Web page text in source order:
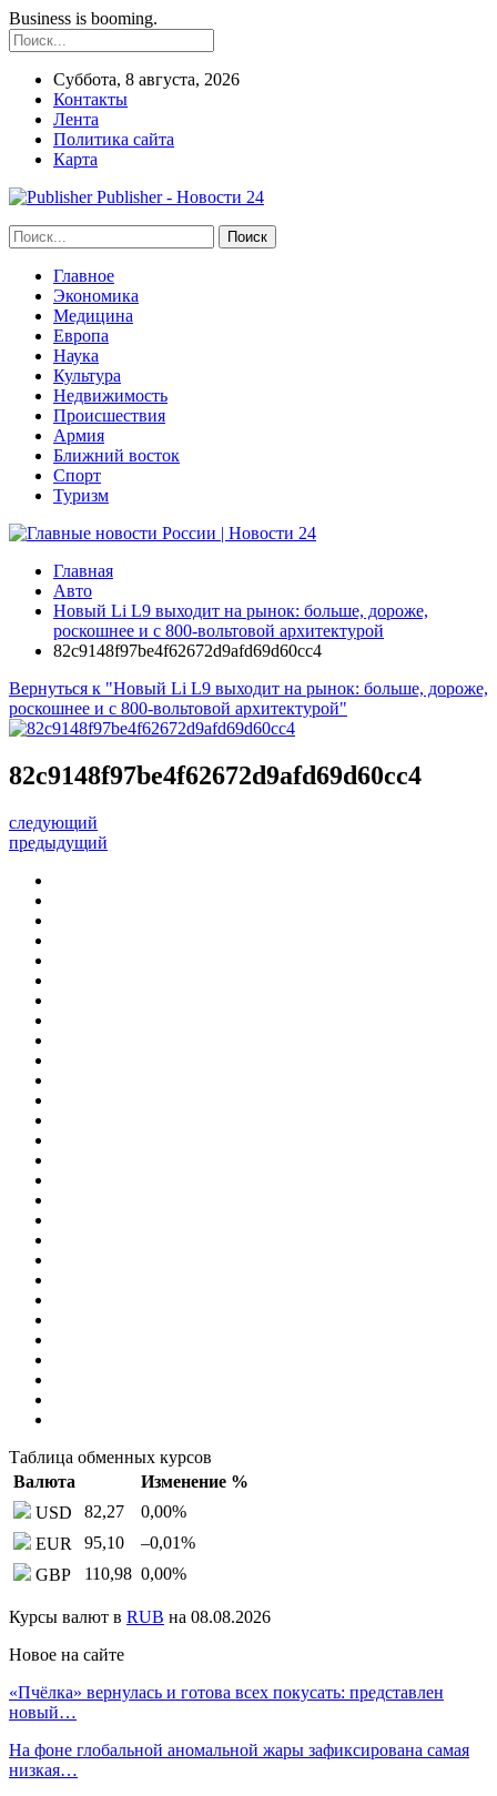
Business is booming.
Суббота, 8 августа, 2026
Контакты
Лента
Политика сайта
Карта
Publisher - Новости 24
Главное
Экономика
Медицина
Европа
Наука
Культура
Недвижимость
Происшествия
Армия
Ближний восток
Спорт
Туризм
Главная
Авто
Новый Li L9 выходит на рынок: больше, дороже,
роскошнее и с 800-вольтовой архитектурой
82c9148f97be4f62672d9afd69d60cc4
Вернуться к "Новый Li L9 выходит на рынок: больше, дороже,
роскошнее и с 800-вольтовой архитектурой"
82c9148f97be4f62672d9afd69d60cc4
следующий
предыдущий
Таблица обменных курсов
Валюта
Изменение %
USD
82,27 0,00%
EUR
95,10 –0,01%
GBP
110,98 0,00%
Курсы валют в RUB на 08.08.2026
Новое на сайте
«Пчёлка» вернулась и готова всех покусать: представлен
новый…
На фоне глобальной аномальной жары зафиксирована самая
низкая…